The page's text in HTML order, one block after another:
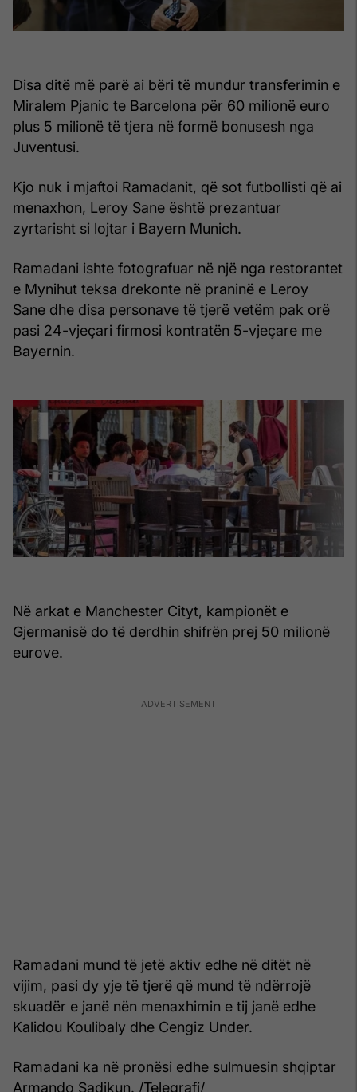
Disa ditë më parë ai bëri të mundur transferimin e
Miralem Pjanic te Barcelona për 60 milionë euro
plus 5 milionë të tjera në formë bonusesh nga
Juventusi.
Kjo nuk i mjaftoi Ramadanit, që sot futbollisti që ai
menaxhon, Leroy Sane është prezantuar
zyrtarisht si lojtar i Bayern Munich.
Ramadani ishte fotografuar në një nga restorantet
e Mynihut teksa drekonte në praninë e Leroy
Sane dhe disa personave të tjerë vetëm pak orë
pasi 24-vjeçari firmosi kontratën 5-vjeçare me
Bayernin.
Në arkat e Manchester Cityt, kampionët e
Gjermanisë do të derdhin shifrën prej 50 milionë
eurove.
Ramadani mund të jetë aktiv edhe në ditët në
vijim, pasi dy yje të tjerë që mund të ndërrojë
skuadër e janë nën menaxhimin e tij janë edhe
Kalidou Koulibaly dhe Cengiz Under.
Ramadani ka në pronësi edhe sulmuesin shqiptar
Armando Sadikun. /Telegrafi/